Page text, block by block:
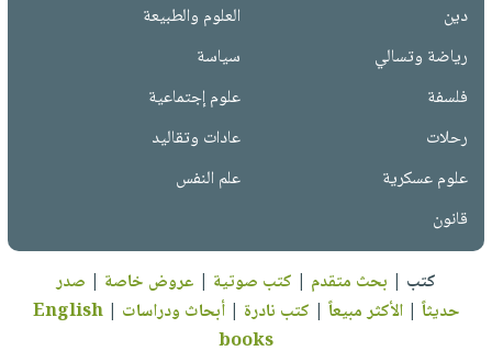
دين
العلوم والطبيعة
رياضة وتسالي
سياسة
فلسفة
علوم إجتماعية
رحلات
عادات وتقاليد
علوم عسكرية
علم النفس
قانون
كتب | بحث متقدم | كتب صوتية | عروض خاصة | صدر
حديثاً |الأكثر مبيعاً | كتب نادرة |أبحاث ودراسات |
English
books